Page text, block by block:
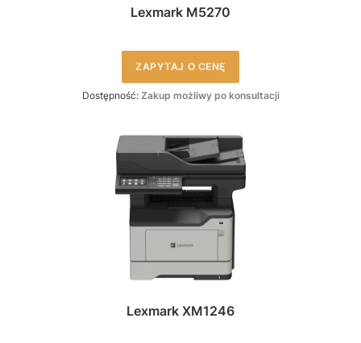
Lexmark M5270
ZAPYTAJ O CENĘ
Dostępność: Zakup możliwy po konsultacji
Lexmark XM1246